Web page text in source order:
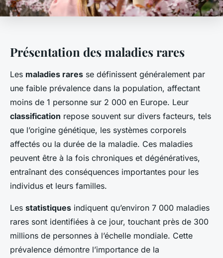
Présentation des maladies rares
Les maladies rares se définissent généralement par
une faible prévalence dans la population, affectant
moins de 1 personne sur 2 000 en Europe. Leur
classification repose souvent sur divers facteurs, tels
que l’origine génétique, les systèmes corporels
affectés ou la durée de la maladie. Ces maladies
peuvent être à la fois chroniques et dégénératives,
entraînant des conséquences importantes pour les
individus et leurs familles.
Les statistiques indiquent qu’environ 7 000 maladies
rares sont identifiées à ce jour, touchant près de 300
millions de personnes à l’échelle mondiale. Cette
prévalence démontre l’importance de la